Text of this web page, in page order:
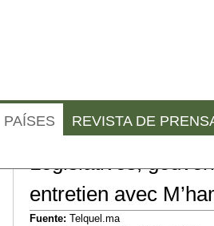
Législatives,
entretien avec
Fuente: Telquel.ma
PAÍSES REVISTA DE